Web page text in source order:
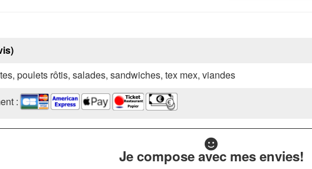
poulets rôtis, salades, sandwiches, tex mex, viandes
:
Je compose avec mes envies!